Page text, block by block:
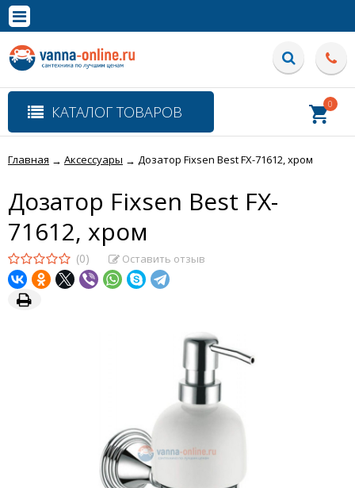
Полная версия сайта
КАТАЛОГ ТОВАРОВ 0
Главная → Аксессуары → Дозатор Fixsen Best FX-71612, хром
Дозатор Fixsen Best FX-
71612, хром
(0) Оставить отзыв